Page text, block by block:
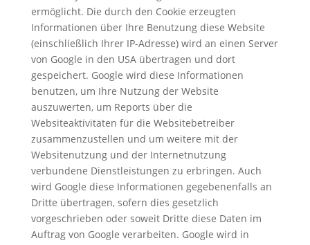
ermöglicht. Die durch den Cookie erzeugten
Informationen über Ihre Benutzung diese Website
(einschließlich Ihrer IP-Adresse) wird an einen Server
von Google in den USA übertragen und dort
gespeichert. Google wird diese Informationen
benutzen, um Ihre Nutzung der Website
auszuwerten, um Reports über die
Websiteaktivitäten für die Websitebetreiber
zusammenzustellen und um weitere mit der
Websitenutzung und der Internetnutzung
verbundene Dienstleistungen zu erbringen. Auch
wird Google diese Informationen gegebenenfalls an
Dritte übertragen, sofern dies gesetzlich
vorgeschrieben oder soweit Dritte diese Daten im
Auftrag von Google verarbeiten. Google wird in